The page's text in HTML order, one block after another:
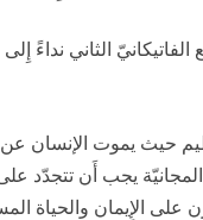
الثاني نداءً
حيث يموت الإنسان
يجب أَن تتجدّد
الإِيمان والحياة